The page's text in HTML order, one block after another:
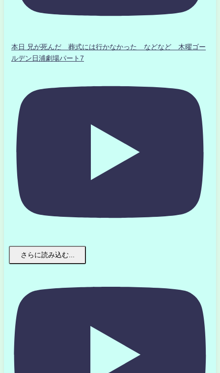
本日 兄が死んだ 葬式には行かなかった などなど 木曜ゴー
ルデン日浦劇場パート7
さらに読み込む...